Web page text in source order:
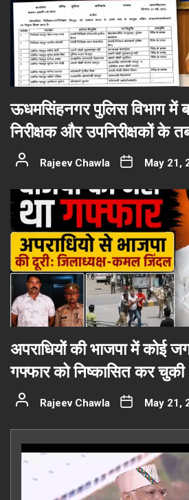
ऊधमसिंहनगर पुलिस विभाग में
निरीक्षक और उपनिरीक्षकों के
Rajeev Chawla May 21,
अपराधियों की भाजपा में कोई
गफ्फार को निष्कासित कर
Rajeev Chawla May 21,